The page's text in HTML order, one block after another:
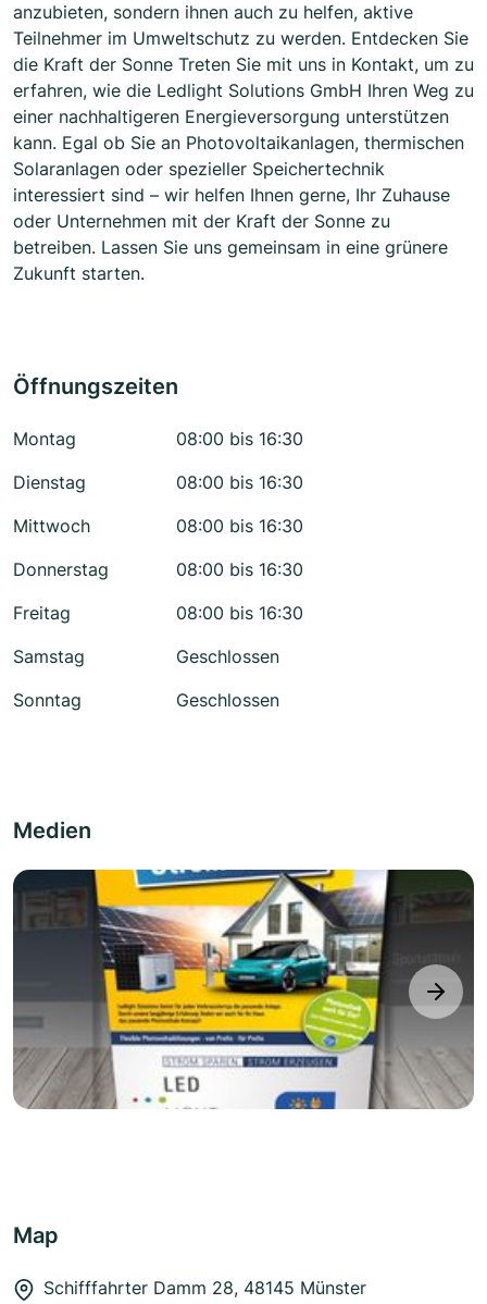
anzubieten, sondern ihnen auch zu helfen, aktive
Teilnehmer im Umweltschutz zu werden. Entdecken Sie
die Kraft der Sonne Treten Sie mit uns in Kontakt, um zu
erfahren, wie die Ledlight Solutions GmbH Ihren Weg zu
einer nachhaltigeren Energieversorgung unterstützen
kann. Egal ob Sie an Photovoltaikanlagen, thermischen
Solaranlagen oder spezieller Speichertechnik
interessiert sind – wir helfen Ihnen gerne, Ihr Zuhause
oder Unternehmen mit der Kraft der Sonne zu
betreiben. Lassen Sie uns gemeinsam in eine grünere
Zukunft starten.
Öffnungszeiten
Montag
08:00 bis 16:30
Dienstag
08:00 bis 16:30
Mittwoch
08:00 bis 16:30
Donnerstag
08:00 bis 16:30
Freitag
08:00 bis 16:30
Samstag
Geschlossen
Sonntag
Geschlossen
Medien
next
Map
Schifffahrter Damm 28, 48145 Münster